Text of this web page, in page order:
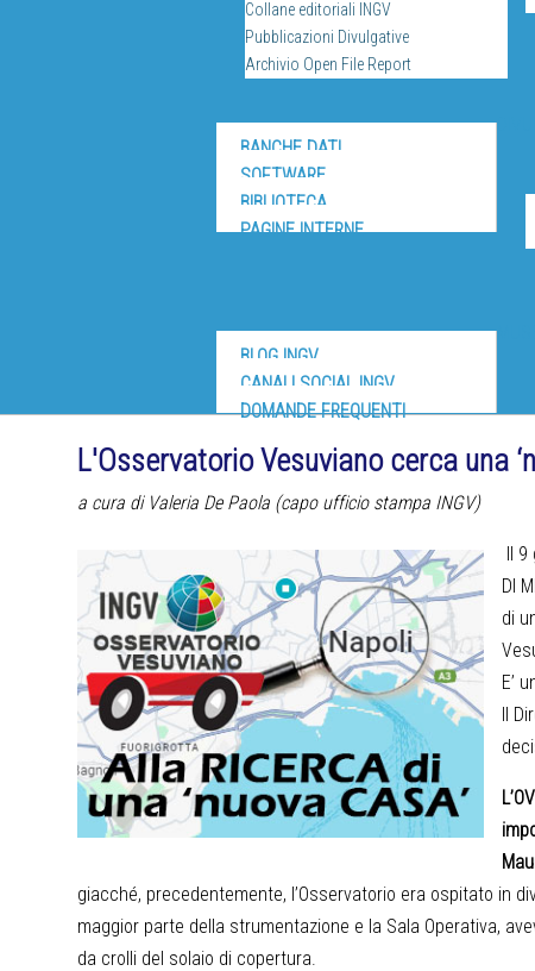
Collane editoriali INGV
Pubblicazioni Divulgative
Archivio Open File Report
BANCHE DATI
SOFTWARE
BIBLIOTECA
PAGINE INTERNE
BLOG INGV
CANALI SOCIAL INGV
DOMANDE FREQUENTI
L'Osservatorio Vesuviano cerca una
a cura di Valeria De Paola (capo ufficio stampa INGV)
Il 9
DI
di
E’
Il
giacché, precedentemente, l’Osservatorio era ospitato in
maggior parte della strumentazione e la Sala Operativa,
da crolli del solaio di copertura.